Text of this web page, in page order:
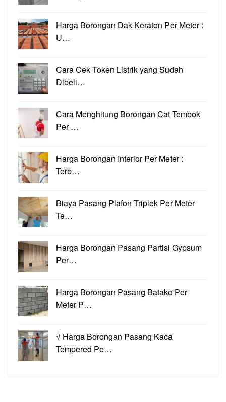
Harga Borongan Dak Keraton Per Meter :
U…
Cara Cek Token Listrik yang Sudah
Dibeli…
Cara Menghitung Borongan Cat Tembok
Per …
Harga Borongan Interior Per Meter :
Terb…
Biaya Pasang Plafon Triplek Per Meter
Te…
Harga Borongan Pasang Partisi Gypsum
Per…
Harga Borongan Pasang Batako Per
Meter P…
√ Harga Borongan Pasang Kaca
Tempered Pe…